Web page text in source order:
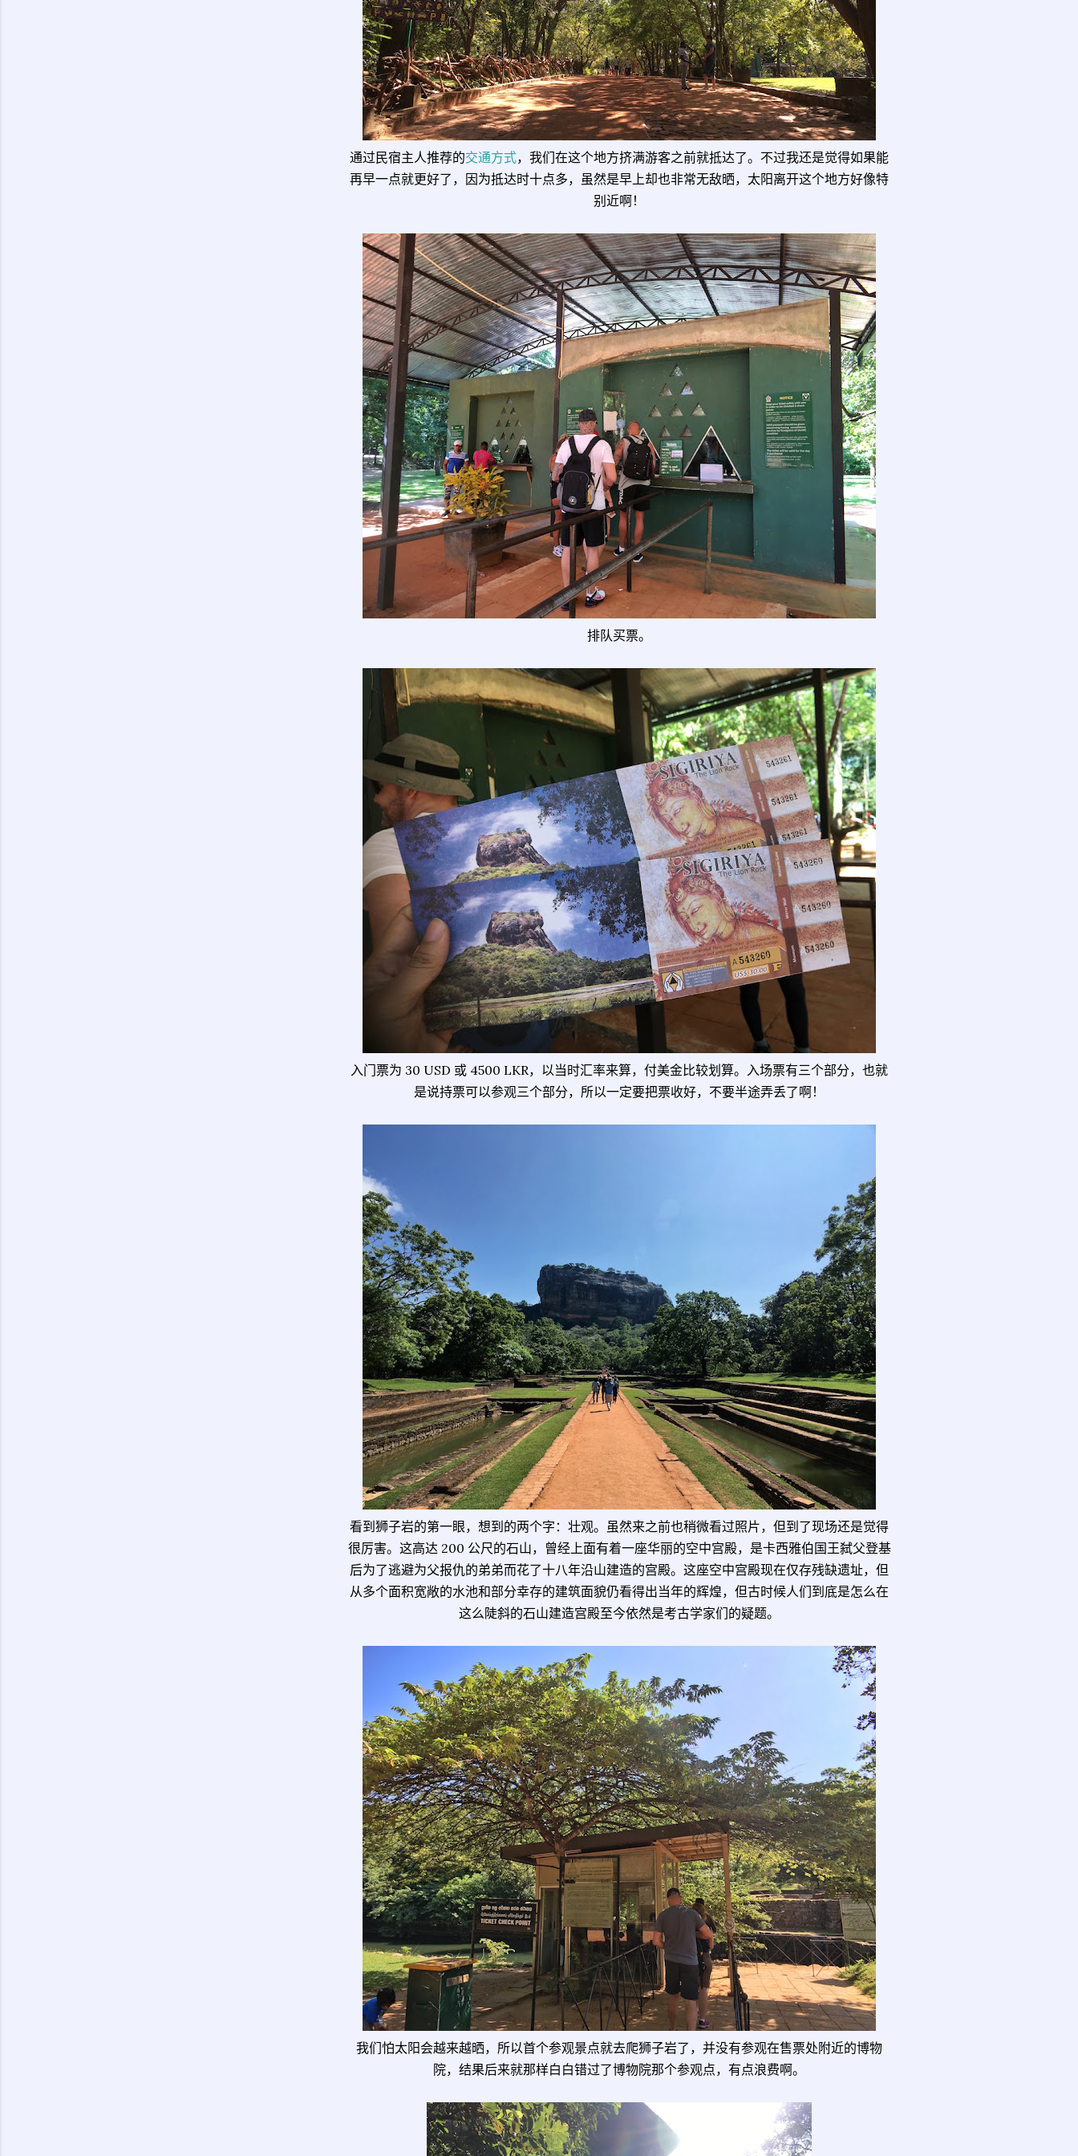
通过民宿主人推荐的交通方式，我们在这个地方挤满游客之前就抵达了。不过我还是觉得如果能
再早一点就更好了，因为抵达时十点多，虽然是早上却也非常无敌晒，太阳离开这个地方好像特
别近啊！
排队买票。
入门票为 30 USD 或 4500 LKR，以当时汇率来算，付美金比较划算。入场票有三个部分，也就
是说持票可以参观三个部分，所以一定要把票收好，不要半途弄丢了啊！
看到狮子岩的第一眼，想到的两个字：壮观。虽然来之前也稍微看过照片，但到了现场还是觉得
很厉害。这高达 200 公尺的石山，曾经上面有着一座华丽的空中宫殿，是卡西雅伯国王弑父登基
后为了逃避为父报仇的弟弟而花了十八年沿山建造的宫殿。这座空中宫殿现在仅存残缺遗址，但
从多个面积宽敞的水池和部分幸存的建筑面貌仍看得出当年的辉煌，但古时候人们到底是怎么在
这么陡斜的石山建造宫殿至今依然是考古学家们的疑题。
我们怕太阳会越来越晒，所以首个参观景点就去爬狮子岩了，并没有参观在售票处附近的博物
院，结果后来就那样白白错过了博物院那个参观点，有点浪费啊。